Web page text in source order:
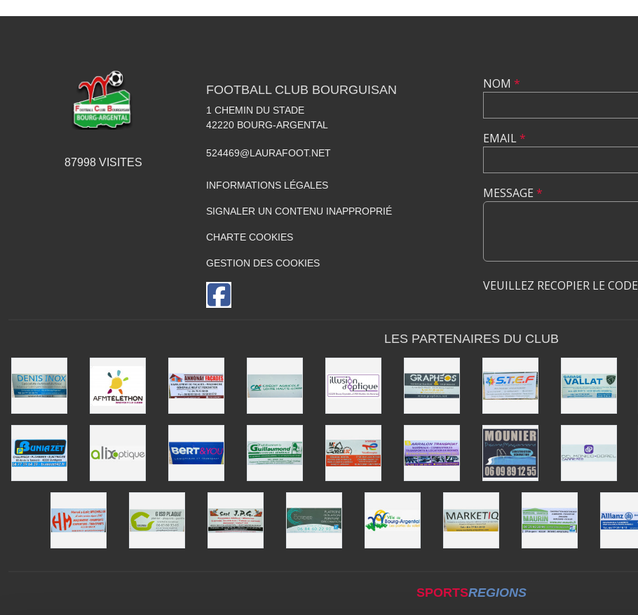
87998VISITES
FOOTBALL CLUB BOURGUISAN
1 CHEMIN DU STADE
42220 BOURG-ARGENTAL
524469@LAURAFOOT.NET
INFORMATIONS LÉGALES
SIGNALER UN CONTENU INAPPROPRIÉ
CHARTE COOKIES
GESTION DES COOKIES
NOM *
EMAIL*
MESSAGE *
VEUILLEZ RECOPIER LE CODE
LES PARTENAIRES DU CLUB
SPORTSREGIONS